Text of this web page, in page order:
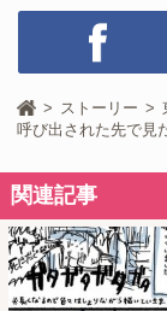
ストーリー
呼び出された先で見
関連記事